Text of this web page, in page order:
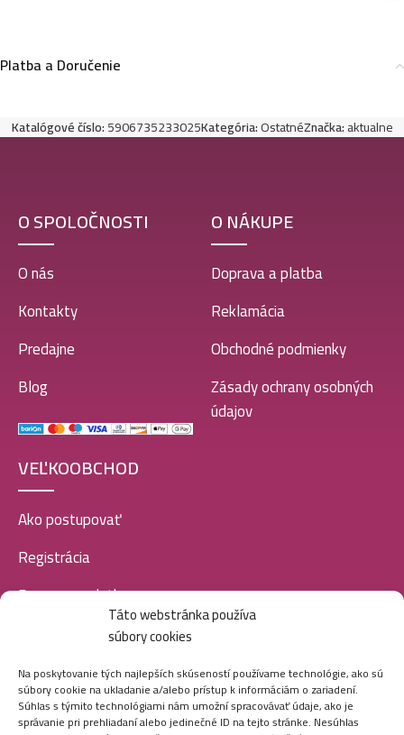
Táto webstránka používa
súbory cookies
Na poskytovanie tých najlepších skúseností používame technológie, ako sú
súbory cookie na ukladanie a/alebo prístup k informáciám o zariadení.
Súhlas s týmito technológiami nám umožní spracovávať údaje, ako je
správanie pri prehliadaní alebo jedinečné ID na tejto stránke. Nesúhlas
Platba a Doručenie
Katalógové číslo:5906735233025Kategória:OstatnéZnačka:aktualne
O SPOLOČNOSTI
O nás
Kontakty
Predajne
Blog
O NÁKUPE
Doprava a platba
Reklamácia
Obchodné podmienky
Zásady ochrany osobných
údajov
VEĽKOOBCHOD
Ako postupovať
Registrácia
Doprava a platba
SOCIÁLNE SIETE